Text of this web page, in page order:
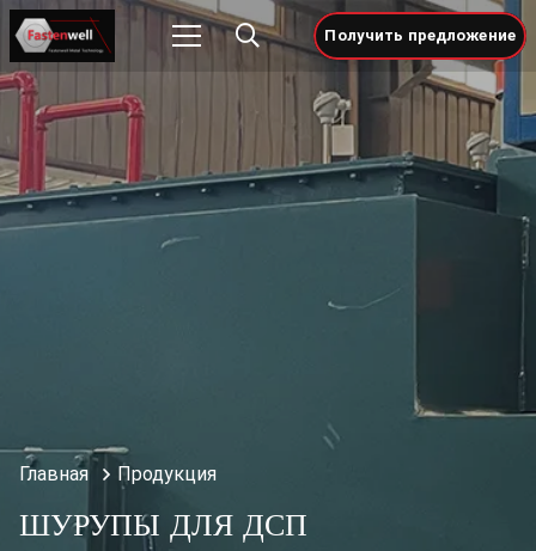
Получить предложение
Главная Продукция
ШУРУПЫ ДЛЯ ДСП